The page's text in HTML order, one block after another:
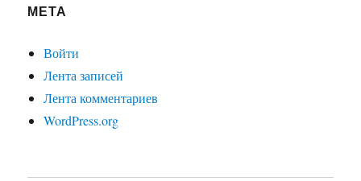
МЕТА
Войти
Лента записей
Лента комментариев
WordPress.org